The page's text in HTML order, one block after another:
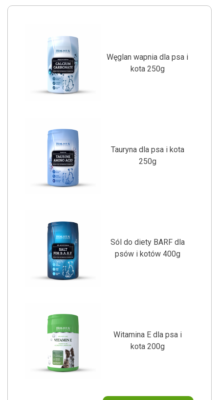
Węglan wapnia dla psa i
kota 250g
Tauryna dla psa i kota
250g
Sól do diety BARF dla
psów i kotów 400g
Witamina E dla psa i
kota 200g